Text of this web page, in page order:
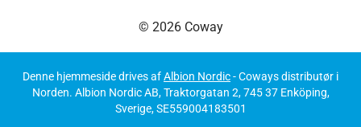
© 2026 Coway
Denne hjemmeside drives afAlbion Nordic- Coways distributør i
Norden. Albion Nordic AB, Traktorgatan 2, 745 37 Enköping,
Sverige, SE559004183501